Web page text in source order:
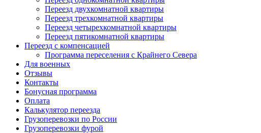
Переезд двухкомнатной квартиры
Переезд трехкомнатной квартиры
Переезд четырехкомнатной квартиры
Переезд пятикомнатной квартиры
Переезд с компенсацией
Программа переселения с Крайнего Севера
Для военных
Отзывы
Контакты
Бонусная программа
Оплата
Калькулятор переезда
Грузоперевозки по России
Грузоперевозки фурой